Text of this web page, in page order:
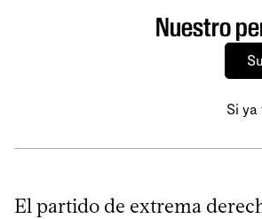
Nuestro
Si
El partido de extrema